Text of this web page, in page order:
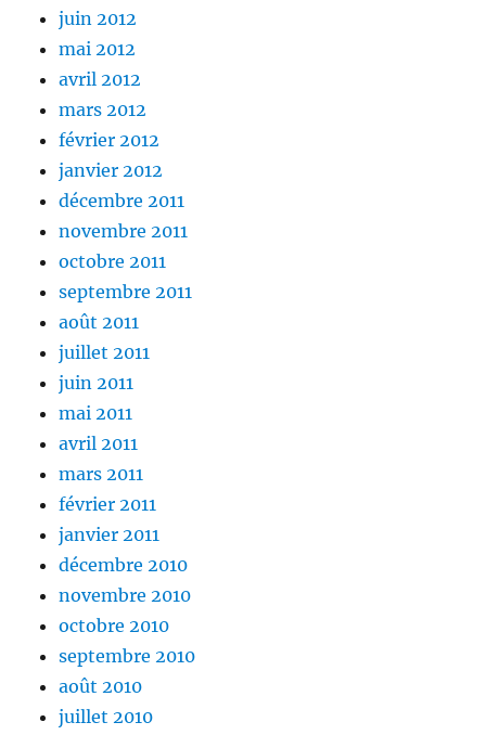
juin 2012
mai 2012
avril 2012
mars 2012
février 2012
janvier 2012
décembre 2011
novembre 2011
octobre 2011
septembre 2011
août 2011
juillet 2011
juin 2011
mai 2011
avril 2011
mars 2011
février 2011
janvier 2011
décembre 2010
novembre 2010
octobre 2010
septembre 2010
août 2010
juillet 2010